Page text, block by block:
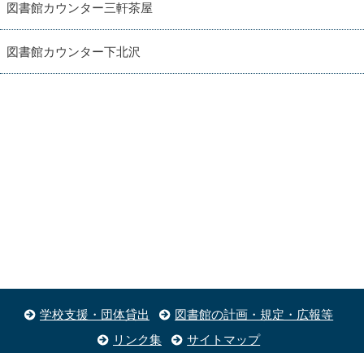
図書館カウンター三軒茶屋
図書館カウンター下北沢
学校支援・団体貸出
図書館の計画・規定・広報等
リンク集
サイトマップ